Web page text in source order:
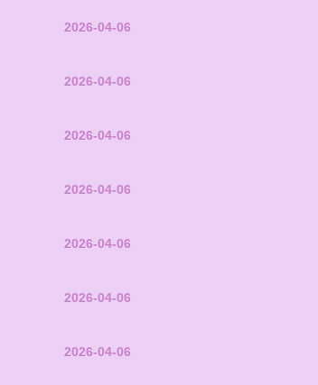
2026-04-06
2026-04-06
2026-04-06
2026-04-06
2026-04-06
2026-04-06
2026-04-06